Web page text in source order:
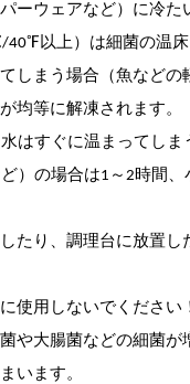
ーウェアなど）に冷
以上）は細菌の温床
しまう場合（魚など
均等に解凍されます。
はすぐに温まってし
）の場合は1～2時間
たり、調理台に放置
使用しないでくださ
や大腸菌などの細菌
います。